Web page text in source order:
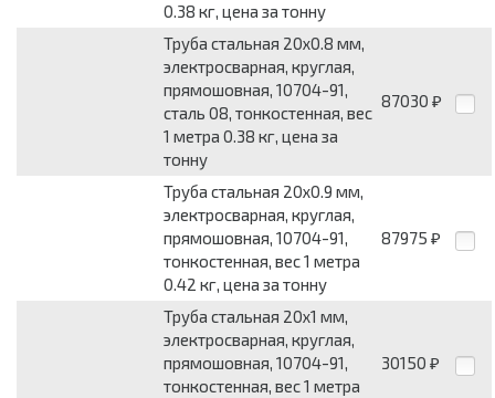
0.38 кг, цена за тонну
Труба стальная 20x0.8 мм,
электросварная, круглая,
прямошовная, 10704-91,
сталь 08, тонкостенная, вес
1 метра 0.38 кг, цена за
тонну
87030 ₽
Труба стальная 20x0.9 мм,
электросварная, круглая,
прямошовная, 10704-91,
тонкостенная, вес 1 метра
0.42 кг, цена за тонну
87975 ₽
Труба стальная 20x1 мм,
электросварная, круглая,
прямошовная, 10704-91,
тонкостенная, вес 1 метра
30150 ₽